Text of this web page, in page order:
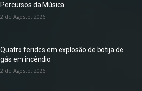
Percursos da Música
2 de Agosto, 2026
Quatro feridos em explosão de botija de
gás em incêndio
2 de Agosto, 2026